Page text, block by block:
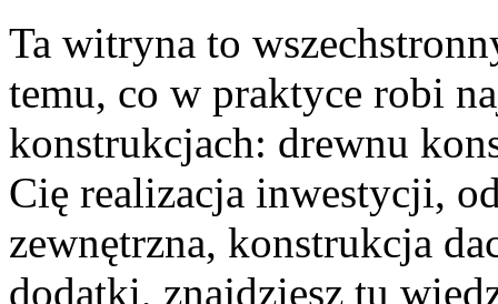
Ta witryna to
temu, co w praktyce robi
konstrukcjach: drewnu
Cię realizacja inwestycji,
zewnętrzna, konstrukcja
dodatki, znajdziesz tu